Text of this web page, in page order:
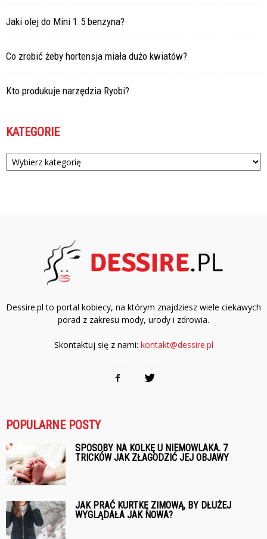
Jaki olej do Mini 1.5 benzyna?
Co zrobić żeby hortensja miała dużo kwiatów?
Kto produkuje narzędzia Ryobi?
KATEGORIE
Kategorie
Dessire.pl to portal kobiecy, na którym znajdziesz wiele ciekawych
porad z zakresu mody, urody i zdrowia.
Skontaktuj się z nami: kontakt@dessire.pl
POPULARNE POSTY
SPOSOBY NA KOLKĘ U NIEMOWLAKA. 7
TRICKÓW JAK ZŁAGODZIĆ JEJ OBJAWY
JAK PRAĆ KURTKĘ ZIMOWĄ, BY DŁUŻEJ
WYGLĄDAŁA JAK NOWA?